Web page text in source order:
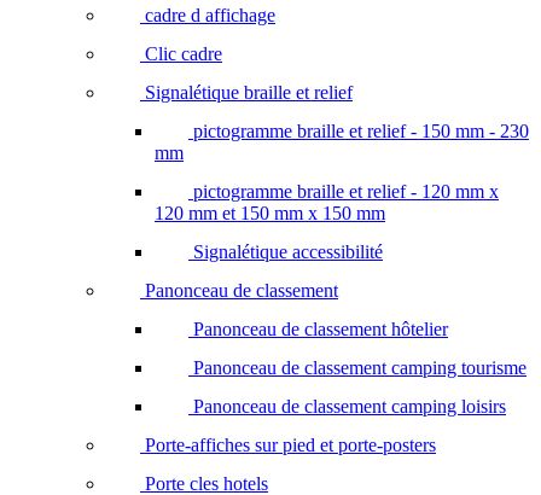
cadre d affichage
Clic cadre
Signalétique braille et relief
pictogramme braille et relief - 150 mm - 230
mm
pictogramme braille et relief - 120 mm x
120 mm et 150 mm x 150 mm
Signalétique accessibilité
Panonceau de classement
Panonceau de classement hôtelier
Panonceau de classement camping tourisme
Panonceau de classement camping loisirs
Porte-affiches sur pied et porte-posters
Porte cles hotels